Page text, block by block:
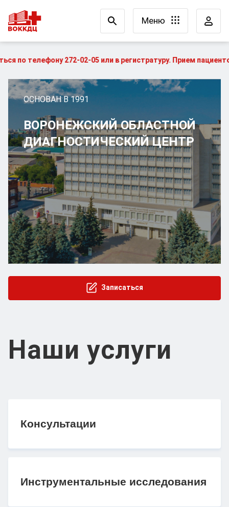
Меню
02-05 или в регистратуру. Прием пациентов,
ОСНОВАН В 1991
ВОРОНЕЖСКИЙ ОБЛАСТНОЙ
ДИАГНОСТИЧЕСКИЙ ЦЕНТР
Записаться
Наши услуги
Консультации
Инструментальные исследования